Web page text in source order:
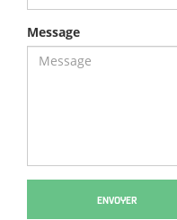
Message
ENVOYER